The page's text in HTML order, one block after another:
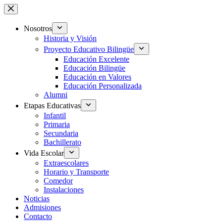
Saltar
al
contenidoNosotros
Historia y Visión
Proyecto Educativo Bilingüe
Educación Excelente
Educación Bilingüe
Educación en Valores
Educación Personalizada
Alumni
Etapas Educativas
Infantil
Primaria
Secundaria
Bachillerato
Vida Escolar
Extraescolares
Horario y Transporte
Comedor
Instalaciones
Noticias
Admisiones
Contacto